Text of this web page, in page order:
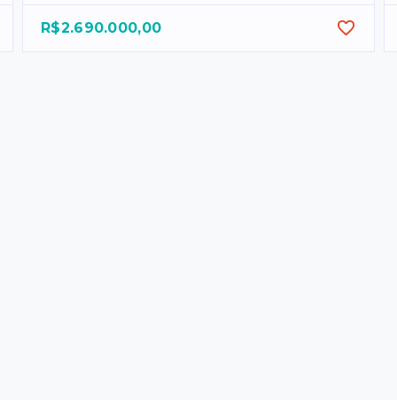
R$2.690.000,00